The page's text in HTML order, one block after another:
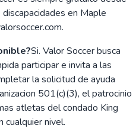
en Maple
Si. Valor Soccer busca
participar e invita a las
la solicitud de ayuda
501(c)(3), el patrocinio
atletas del condado King
cualquier nivel.